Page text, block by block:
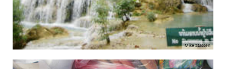
Mike Stassen